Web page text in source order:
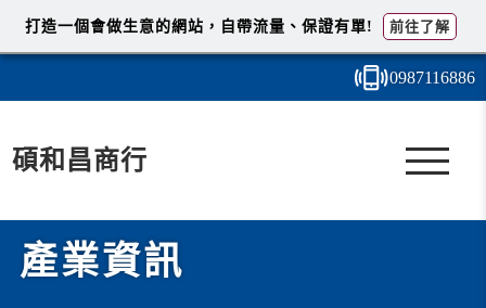
0987116886
碩和昌商行
產業資訊
打造一個會做生意的網站，自帶流量、保證有單! 前往了解